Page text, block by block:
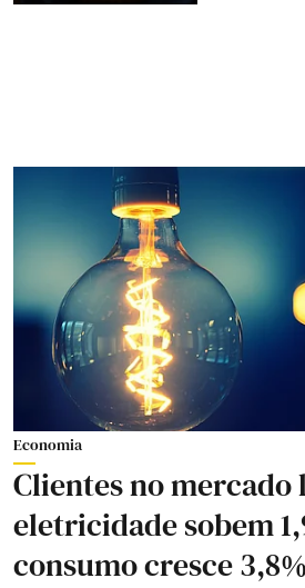
Economia
Clientes no mercado
eletricidade sobem
consumo cresce